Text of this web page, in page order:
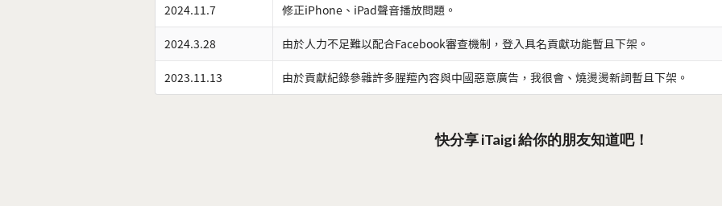
2024.11.7 修正iPhone、iPad聲音播放問題。
2024.3.28 由於人力不足難以配合Facebook審查機制，登入具名貢獻功能暫且下架。
2023.11.13 由於貢獻紀錄參雜許多腥羶內容與中國惡意廣告，我很會、燒燙燙新詞暫且下架。
快分享 iTaigi 給你的朋友知道吧！